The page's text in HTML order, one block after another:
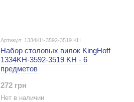
Артикул: 1334KH-3592-3519 KH
Набор столовых вилок KingHoff
1334KH-3592-3519 KH - 6
предметов
272 грн
Нет в наличии